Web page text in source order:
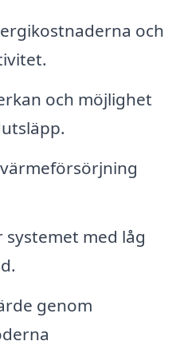
och
och möjlighet
systemet med låg
genom